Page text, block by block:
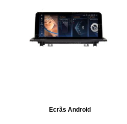
Ecrãs Android